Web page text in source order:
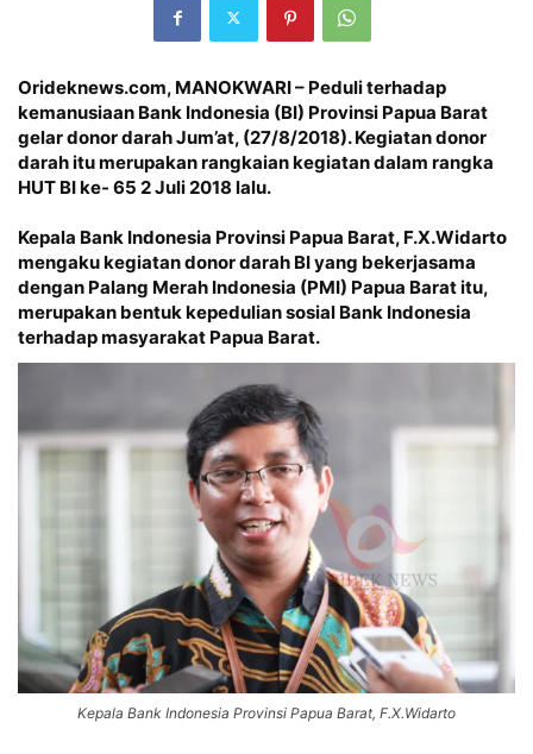
Orideknews.com, MANOKWARI – Peduli terhadap
kemanusiaan Bank Indonesia (BI) Provinsi Papua Barat
gelar donor darah Jum’at, (27/8/2018). Kegiatan donor
darah itu merupakan rangkaian kegiatan dalam rangka
HUT BI ke- 65 2 Juli 2018 lalu.
Kepala Bank Indonesia Provinsi Papua Barat, F.X.Widarto
mengaku kegiatan donor darah BI yang bekerjasama
dengan Palang Merah Indonesia (PMI) Papua Barat itu,
merupakan bentuk kepedulian sosial Bank Indonesia
terhadap masyarakat Papua Barat.
Kepala Bank Indonesia Provinsi Papua Barat, F.X.Widarto